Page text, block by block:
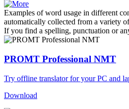
Examples of word usage in different
automatically collected from a variety
If you find a spelling, punctuation or
PROMT Professional NMT
Try offline translator for your PC and
Download